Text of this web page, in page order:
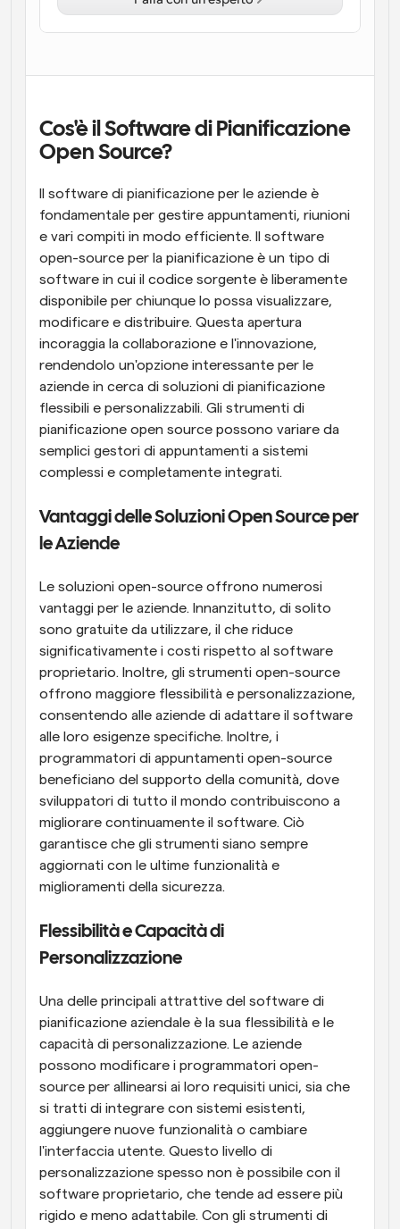
supportate dall'IA
Riunioni Instantanee
Link di Gruppo Dinamico
Prenota senza sforzo riunioni con più persone
Webhook
Ricevi una notifica quando succede qualcosa
Cos'è il Software di Pianificazione
Open Source?
Il software di pianificazione per le aziende è
fondamentale per gestire appuntamenti, riunioni
e vari compiti in modo efficiente. Il software
open-source per la pianificazione è un tipo di
software in cui il codice sorgente è liberamente
disponibile per chiunque lo possa visualizzare,
modificare e distribuire. Questa apertura
incoraggia la collaborazione e l'innovazione,
rendendolo un'opzione interessante per le
aziende in cerca di soluzioni di pianificazione
flessibili e personalizzabili. Gli strumenti di
pianificazione open source possono variare da
semplici gestori di appuntamenti a sistemi
complessi e completamente integrati.
Vantaggi delle Soluzioni Open Source per
le Aziende
Le soluzioni open-source offrono numerosi
vantaggi per le aziende. Innanzitutto, di solito
sono gratuite da utilizzare, il che riduce
significativamente i costi rispetto al software
proprietario. Inoltre, gli strumenti open-source
offrono maggiore flessibilità e personalizzazione,
consentendo alle aziende di adattare il software
alle loro esigenze specifiche. Inoltre, i
programmatori di appuntamenti open-source
beneficiano del supporto della comunità, dove
sviluppatori di tutto il mondo contribuiscono a
migliorare continuamente il software. Ciò
garantisce che gli strumenti siano sempre
aggiornati con le ultime funzionalità e
miglioramenti della sicurezza.
Flessibilità e Capacità di
Personalizzazione
Una delle principali attrattive del software di
pianificazione aziendale è la sua flessibilità e le
capacità di personalizzazione. Le aziende
possono modificare i programmatori open-
source per allinearsi ai loro requisiti unici, sia che
si tratti di integrare con sistemi esistenti,
aggiungere nuove funzionalità o cambiare
l'interfaccia utente. Questo livello di
personalizzazione spesso non è possibile con il
software proprietario, che tende ad essere più
rigido e meno adattabile. Con gli strumenti di